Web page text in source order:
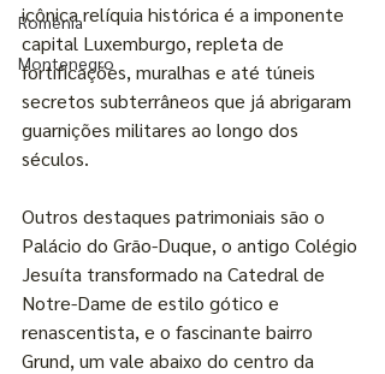
Romênia
Montenegro
icônica relíquia histórica é a imponente
capital Luxemburgo, repleta de
fortificações, muralhas e até túneis
secretos subterrâneos que já abrigaram
guarnições militares ao longo dos
séculos.
Outros destaques patrimoniais são o
Palácio do Grão-Duque, o antigo Colégio
Jesuíta transformado na Catedral de
Notre-Dame de estilo gótico e
renascentista, e o fascinante bairro
Grund, um vale abaixo do centro da